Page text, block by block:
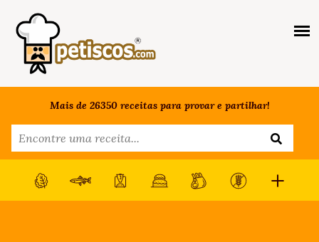
Mais de 26350 receitas para provar e partilhar!